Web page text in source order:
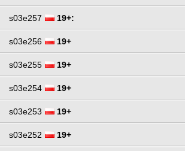
s03e257 19+:
s03e256 19+
s03e255 19+
s03e254 19+
s03e253 19+
s03e252 19+